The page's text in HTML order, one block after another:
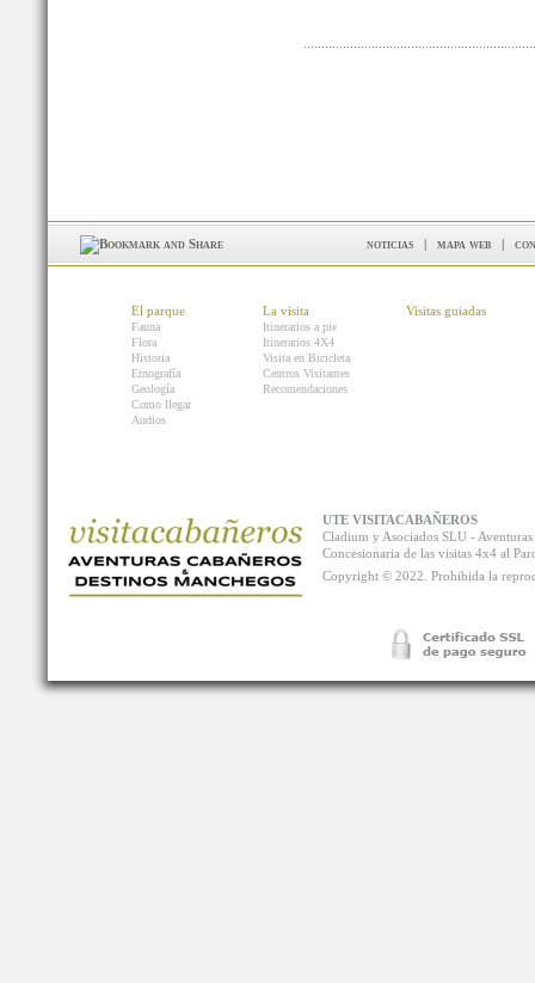
noticias | mapa web |
El parque
Fauna
Flora
Historia
Etnografía
Geología
Como llegar
Audios
La visita
Itinerarios a pie
Itinerarios 4X4
Visita en Bicicleta
Centros Visitantes
Recomendaciones
Visitas guiadas
UTE VISITACABAÑEROS
Cladium y Asociados SLU -
Concesionaria de las visitas 4x4 al
Copyright © 2022. Prohibida la